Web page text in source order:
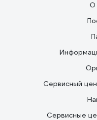
О
Сервисный
Сервисные